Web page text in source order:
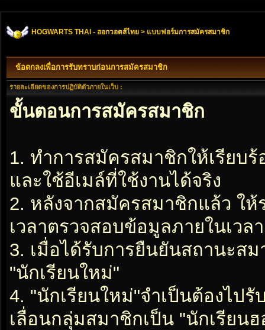
HOGWARTS THAI - ฮอกวอตส์ไทย > แบบฟอร์มการสมัครสมาชิก
ข้อตกลงเพื่อการรับทราบก่อนการสมัครสมาชิก
รายละเอียดของการปฏิบัติตัวภายในเว็บ :
ขั้นตอนการสมัครสมาชิก
1. ทำการสมัครสมาชิกให้เรียบ
และใช้อีเมล์ที่ใช้งานได้จริง
2. หลังจากสมัครสมาชิกแล้ว ใ
เวลาตรวจสอบข้อมูลภายในเว
3. เมื่อได้รับการยืนยันสถานะส
"นักเรียนใหม่"
4. "นักเรียนใหม่"จำเป็นต้องไป
เลื่อนกลุ่มสมาชิกเป็น "นักเรียน